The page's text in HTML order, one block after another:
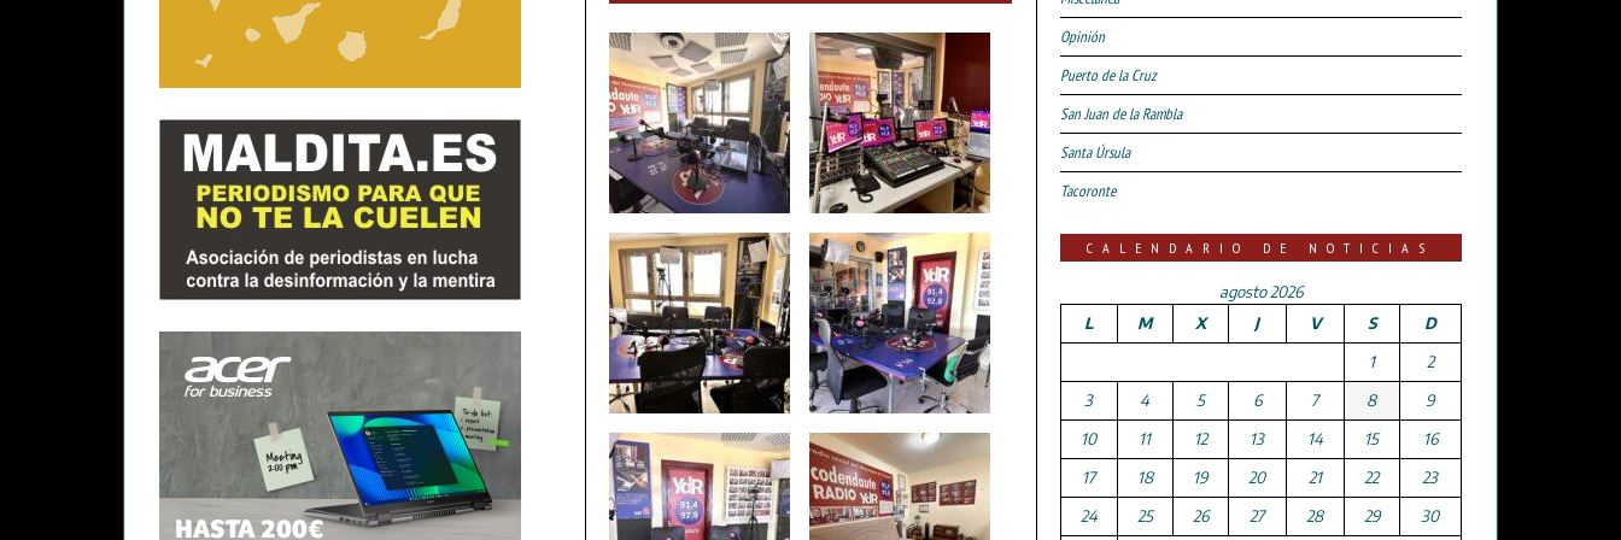
Opinión
Puerto de la Cruz
San Juan de la Rambla
Santa Úrsula
Tacoronte
CALENDARIO DE NOTICIAS
agosto 2026
L
M X J V S
D
1
2
3
4 5 6 7 8
9
10
11 12 13 14 15
16
17
18 19 20 21 22
23
24
25 26 27 28 29 30